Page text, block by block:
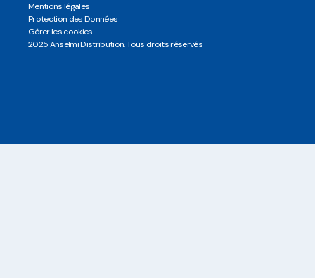
Mentions légales
Protection des Données
Gérer les cookies
2025 Anselmi Distribution. Tous droits réservés